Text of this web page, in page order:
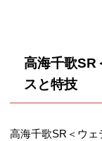
高海千歌SR
スと特技
高海千歌SR＜ウェ